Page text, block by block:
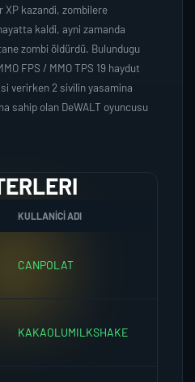
XP kazandi, zombilere
kaldi, ayni zamanda
zombi öldürdü. Bulundugu
FPS / MMO TPS 19 haydut
verirken 2 sivilin yasamina
sahip olan DeWALT oyuncusu
KULLANICI ADI
CANPOLAT
KAKAOLUMILKSHAKE